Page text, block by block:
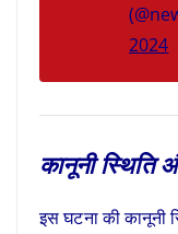
2024
कानूनी स्थिति
इस घटना की कानूनी